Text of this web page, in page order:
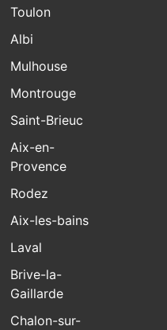
Toulon
Albi
Mulhouse
Montrouge
Saint-Brieuc
Aix-en-
Provence
Rodez
Aix-les-bains
Laval
Brive-la-
Gaillarde
Chalon-sur-